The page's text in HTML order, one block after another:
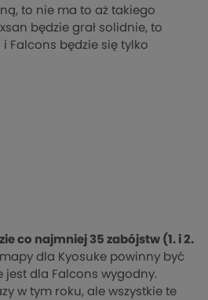
to nie ma to aż takiego
będzie grał solidnie, to
Falcons będzie się tylko
co najmniej 35 zabójstw (1. i 2.
dla Kyosuke powinny być
jest dla Falcons wygodny.
w tym roku, ale wszystkie te